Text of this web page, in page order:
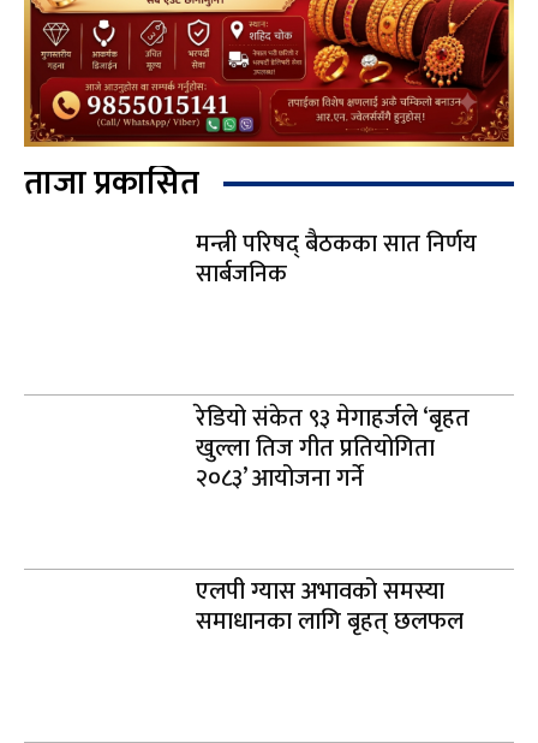
ताजा प्रकासित
मन्त्री परिषद् बैठकका सात निर्णय
सार्बजनिक
रेडियो संकेत ९३ मेगाहर्जले ‘बृहत
खुल्ला तिज गीत प्रतियोगिता
२०८३’ आयोजना गर्ने
एलपी ग्यास अभावको समस्या
समाधानका लागि बृहत् छलफल